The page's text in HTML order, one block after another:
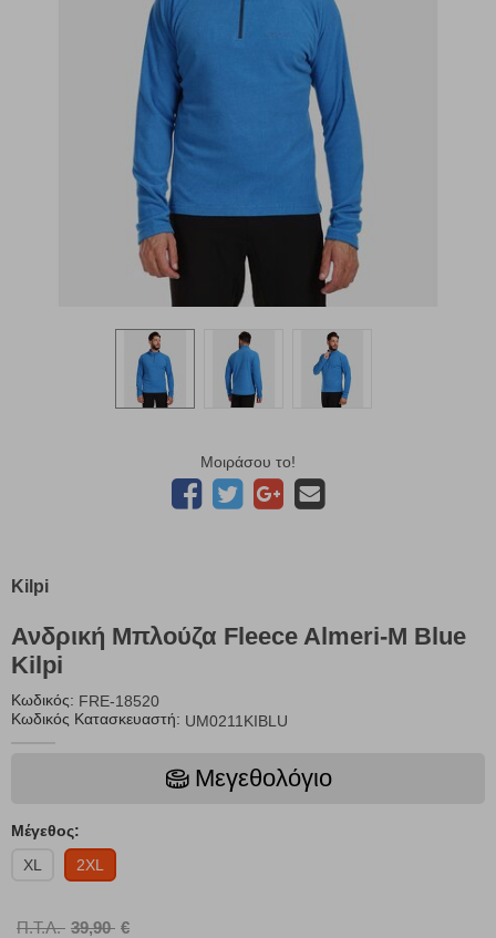
Μοιράσου το!
Kilpi
Ανδρική Μπλούζα Fleece Almeri-M Blue
Kilpi
Κωδικός: FRE-18520
Κωδικός Κατασκευαστή: UM0211KIBLU
Μεγεθολόγιο
Μέγεθος:
XL
2XL
Π.Τ.Λ. 39,90 €